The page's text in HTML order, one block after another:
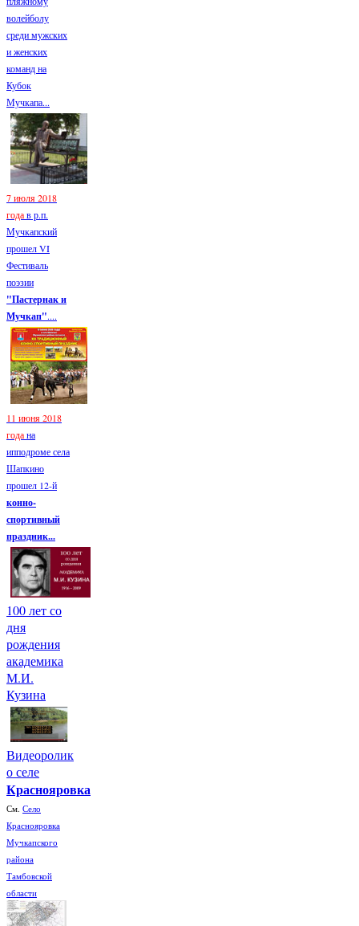
волейболу
среди мужских
и женских
команд на
Кубок
Мучкапа...
7 июля 2018
годав р.п.
Мучкапский
прошел VI
Фестиваль
поэзии
"Пастернак и
Мучкап"....
11 июня 2018
годана
ипподроме села
Шапкино
прошел 12-й
конно-
спортивный
праздник...
100 лет со
дня
рождения
академика
М.И.
Кузина
Видеоролик
о селе
Краснояровка
См. Село
Краснояровка
Мучкапского
района
Тамбовской
области